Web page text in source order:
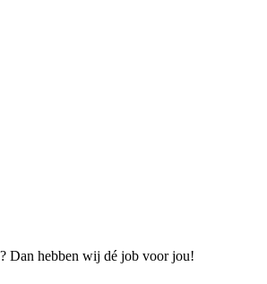
Dan hebben wij dé job voor jou!